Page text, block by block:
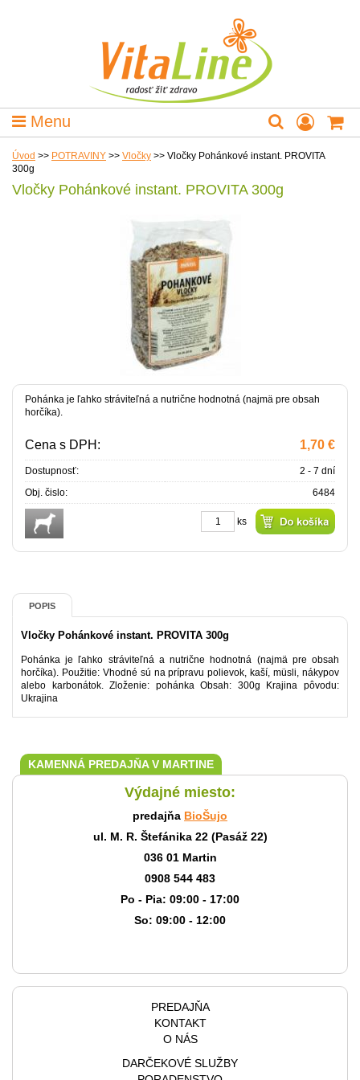
Menu
Úvod >> POTRAVINY >> Vločky >> Vločky Pohánkové instant. PROVITA
300g
Vločky Pohánkové instant. PROVITA 300g
Pohánka je ľahko stráviteľná a nutrične hodnotná (najmä pre obsah
horčíka).
Cena s DPH: 1,70 €
Dostupnosť:
2 - 7 dní
Obj. čislo:
6484
ks
POPIS
Vločky Pohánkové instant. PROVITA 300g
Pohánka je ľahko stráviteľná a nutrične hodnotná (najmä pre obsah
horčíka). Použitie: Vhodné sú na prípravu polievok, kaší, müsli, nákypov
alebo karbonátok. Zloženie: pohánka Obsah: 300g Krajina pôvodu:
Ukrajina
KAMENNÁ PREDAJŇA V MARTINE
Výdajné miesto:
predajňa BioŠujo
ul. M. R. Štefánika 22 (Pasáž 22)
036 01 Martin
0908 544 483
Po - Pia: 09:00 - 17:00
So: 09:00 - 12:00
PREDAJŇA
KONTAKT
O NÁS
DARČEKOVÉ SLUŽBY